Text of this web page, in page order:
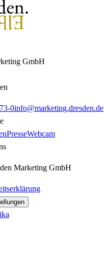
GmbH
0info@marketing.dresden.de
PresseWebcam
Marketing GmbH